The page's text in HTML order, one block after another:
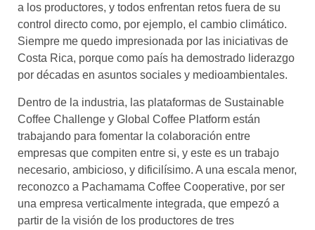
a los productores, y todos enfrentan retos fuera de su
control directo como, por ejemplo, el cambio climático.
Siempre me quedo impresionada por las iniciativas de
Costa Rica, porque como país ha demostrado liderazgo
por décadas en asuntos sociales y medioambientales.
Dentro de la industria, las plataformas de Sustainable
Coffee Challenge y Global Coffee Platform están
trabajando para fomentar la colaboración entre
empresas que compiten entre si, y este es un trabajo
necesario, ambicioso, y dificilísimo. A una escala menor,
reconozco a Pachamama Coffee Cooperative, por ser
una empresa verticalmente integrada, que empezó a
partir de la visión de los productores de tres